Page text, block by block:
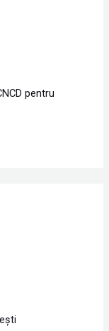
pentru